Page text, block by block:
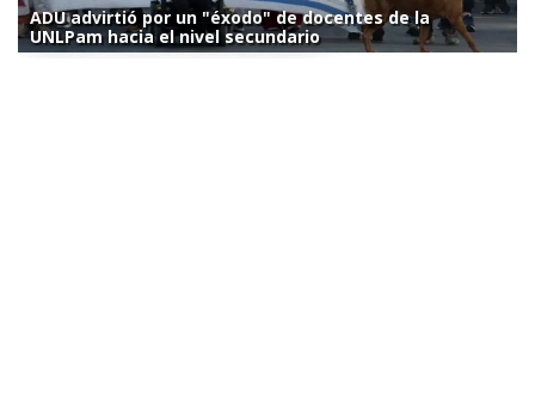
ADU advirtió por un "éxodo" de docentes de la
UNLPam hacia el nivel secundario